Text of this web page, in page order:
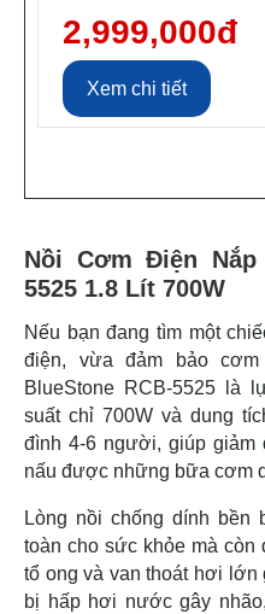
2,999,000đ
Xem chi tiết
Nồi Cơm Điện Nắp
5525 1.8 Lít 700W
Nếu bạn đang tìm một
điện, vừa đảm bảo
BlueStone RCB-5525 là
suất chỉ 700W và dung
đình 4-6 người, giúp giảm
nấu được những bữa cơm
Lòng nồi chống dính bền
toàn cho sức khỏe mà còn
tổ ong và van thoát hơi
bị hấp hơi nước gây